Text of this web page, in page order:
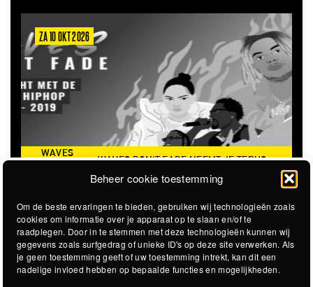
Beheer cookie toestemming
Om de beste ervaringen te bieden, gebruiken wij technologieën zoals
cookies om informatie over je apparaat op te slaan en/of te
raadplegen. Door in te stemmen met deze technologieën kunnen wij
gegevens zoals surfgedrag of unieke ID's op deze site verwerken. Als
je geen toestemming geeft of uw toestemming intrekt, kan dit een
nadelige invloed hebben op bepaalde functies en mogelijkheden.
ZA 10 OKT 2026
WAVES
WAVES DON'T FADE NEEMT JE TERUG
NAAR DE ICONISCHE ZOMER VAN 2016